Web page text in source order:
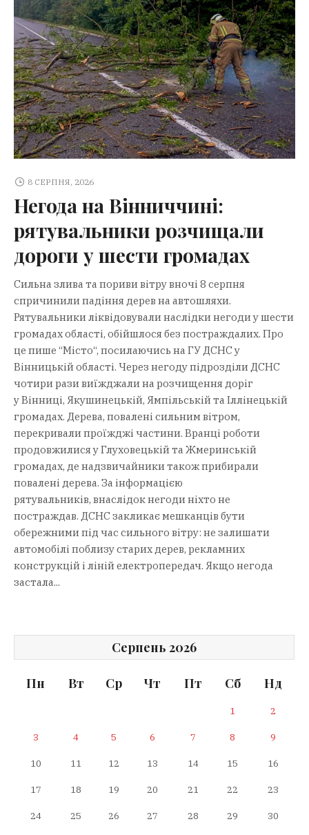
8 СЕРПНЯ, 2026
Негода на Вінниччині:
рятувальники розчищали
дороги у шести громадах
Сильна злива та пориви вітру вночі 8 серпня
спричинили падіння дерев на автошляхи.
Рятувальники ліквідовували наслідки негоди у шести
громадах області, обійшлося без постраждалих. Про
це пише “Mісто“, посилаючись на ГУ ДСНС у
Вінницькій області. Через негоду підрозділи ДСНС
чотири рази виїжджали на розчищення доріг
у Вінниці, Якушинецькій, Ямпільській та Іллінецькій
громадах. Дерева, повалені сильним вітром,
перекривали проїжджі частини. Вранці роботи
продовжилися у Глуховецькій та Жмеринській
громадах, де надзвичайники також прибирали
повалені дерева. За інформацією
рятувальників, внаслідок негоди ніхто не
постраждав. ДСНС закликає мешканців бути
обережними під час сильного вітру: не залишати
автомобілі поблизу старих дерев, рекламних
конструкцій і ліній електропередач. Якщо негода
застала...
Серпень 2026
Пн Вт Ср Чт Пт Сб Нд
1 2
3 4 5 6 7 8 9
10 11 12 13 14 15 16
17 18 19 20 21 22 23
24 25 26 27 28 29 30